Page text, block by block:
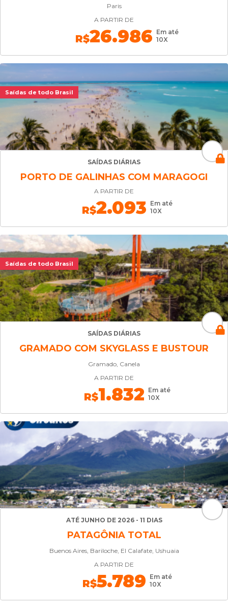
Paris
A PARTIR DE
R$26.986 Em até
10X
Saídas de todo Brasil
SAÍDAS DIÁRIAS
PORTO DE GALINHAS COM MARAGOGI
A PARTIR DE
R$2.093 Em até
10X
Saídas de todo Brasil
SAÍDAS DIÁRIAS
GRAMADO COM SKYGLASS E BUSTOUR
Gramado, Canela
A PARTIR DE
R$1.832 Em até
10X
ATÉ JUNHO DE 2026 - 11 DIAS
PATAGÔNIA TOTAL
Buenos Aires, Bariloche, El Calafate, Ushuaia
A PARTIR DE
R$5.789 Em até
10X